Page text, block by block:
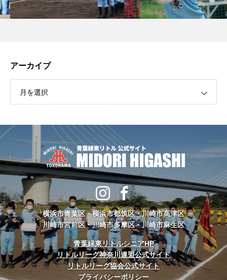
アーカイブ
月を選択
横浜市青葉区・横浜市都筑区・川崎市高津区
川崎市宮前区・川崎市多摩区・川崎市麻生区
青葉緑東リトルシニアHP
リトルリーグ神奈川連盟公式サイト
リトルリーグ協会公式サイト
プライバシーポリシー